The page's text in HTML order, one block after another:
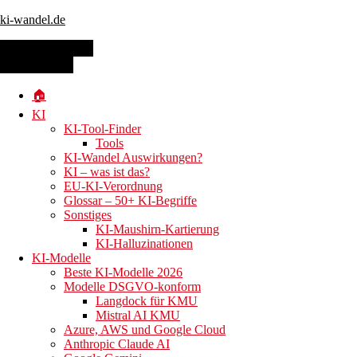
Skip to main content
ki-wandel.de
🏠
KI
KI-Tool-Finder
Tools
KI-Wandel Auswirkungen?
KI – was ist das?
EU-KI-Verordnung
Glossar – 50+ KI-Begriffe
Sonstiges
KI-Maushirn-Kartierung
KI-Halluzinationen
KI-Modelle
Beste KI-Modelle 2026
Modelle DSGVO-konform
Langdock für KMU
Mistral AI KMU
Azure, AWS und Google Cloud
Anthropic Claude AI
Die besten
KI-SEO-
Tools für